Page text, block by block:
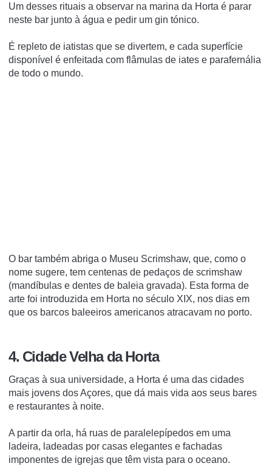
Um desses rituais a observar na marina da Horta é parar
neste bar junto à água e pedir um gin tónico.
É repleto de iatistas que se divertem, e cada superfície
disponível é enfeitada com flâmulas de iates e parafernália
de todo o mundo.
O bar também abriga o Museu Scrimshaw, que, como o
nome sugere, tem centenas de pedaços de scrimshaw
(mandíbulas e dentes de baleia gravada). Esta forma de
arte foi introduzida em Horta no século XIX, nos dias em
que os barcos baleeiros americanos atracavam no porto.
4. Cidade Velha da Horta
Graças à sua universidade, a Horta é uma das cidades
mais jovens dos Açores, que dá mais vida aos seus bares
e restaurantes à noite.
A partir da orla, há ruas de paralelepípedos em uma
ladeira, ladeadas por casas elegantes e fachadas
imponentes de igrejas que têm vista para o oceano.